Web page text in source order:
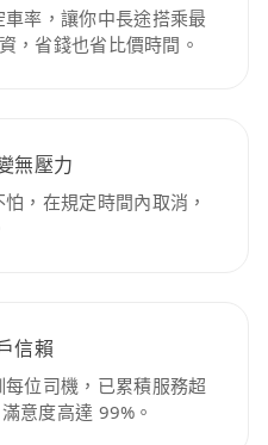
率，讓你中長途搭乘最
，省錢也省比價時間。
無壓力
，在規定時間內取消，
信賴
位司機，已累積服務超
意度高達 99%。